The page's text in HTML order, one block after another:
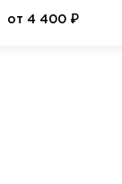
от 4 400 ₽